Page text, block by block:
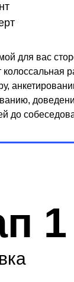
для вас
колоссальная
до